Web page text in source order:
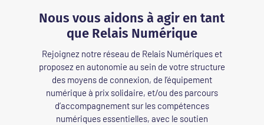
Nous vous aidons à agir en tant
que Relais Numérique
Rejoignez notre réseau de Relais Numériques et
proposez en autonomie au sein de votre structure
des moyens de connexion, de l’équipement
numérique à prix solidaire, et/ou des parcours
d’accompagnement sur les compétences
numériques essentielles, avec le soutien